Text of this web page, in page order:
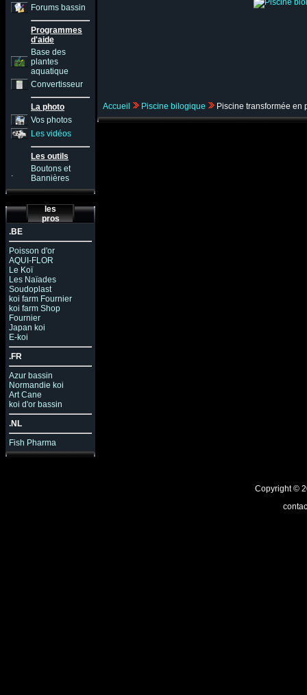
Forums bassin
Programmes
d'aide
Base des
plantes
aquatique
Convertisseur
La photo
Vos photos
Les vidéos
Les outils
.
Boutons et
Bannières
les
pros
.BE
Poisson d'or
AQUI-FLOR
Le Koï
Les Naïades
Soudoplast
koi farm Fournier
koi farm Shop
Fournier
Japan koi
E-koi
.FR
Azur bassin
Normandie koi
Art Cane
koi d'or bassin
.NL
Fish Pharma
Accueil Piscine bilogique Piscine transformée
Copyright ©